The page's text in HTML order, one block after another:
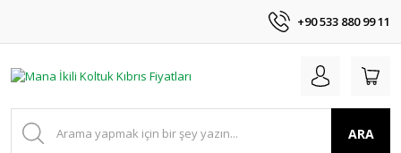
+90 533 880 99 11
ARA